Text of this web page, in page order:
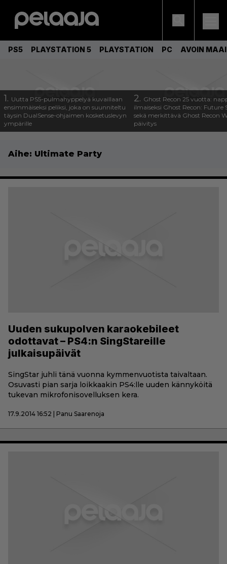
PS5 PLAYSTATION 5 PLAYSTATION PC AVOIN
1. Uutta PS5-pulmahyppelyä kuvaillaan
ensimmäiseksi peliksi, joka on suunniteltu
täysin DualSense-ohjaimen kosketuslevyn
ympärille
2. Ghost Recon 25 vuotta:
ilmaiseksi Ghost Recon: Future
sekä merkittävä Ghost Recon
päivitys
Aihe: Ultimate Party
Uuden sukupolven karaokebileet
odottavat – PS4:n SingStareille
julkaisupäivät
SingStar juhli tänä vuonna kymmenvuotista taivaltaan.
Osuvasti pian sarja loikkaakin PS4:lle uuden kännyköitä
tukevan mikrofonisovelluksen kera.
17.9.2014 16:52 | Panu Saarenoja